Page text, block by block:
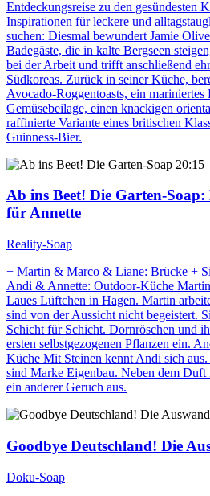
Entdeckungsreise zu den gesündesten
Inspirationen für leckere und
suchen: Diesmal bewundert Jamie
Badegäste, die in kalte Bergseen
bei der Arbeit und trifft anschließend
Südkoreas. Zurück in seiner Küche,
Avocado-Roggentoasts, ein
Gemüsebeilage, einen knackigen
raffinierte Variante eines britischen
Guinness-Bier.
20:15
Ab ins Beet! Die Garten-Soap:
für Annette
Reality-Soap
+ Martin & Marco & Liane: Brücke +
Andi & Annette: Outdoor-Küche
Laues Lüftchen in Hagen. Martin
sind von der Aussicht nicht begeistert.
Schicht für Schicht. Dornröschen und
ersten selbstgezogenen Pflanzen ein.
Küche Mit Steinen kennt Andi sich aus.
sind Marke Eigenbau. Neben dem Duft
ein anderer Geruch aus.
Goodbye Deutschland! Die
Doku-Soap